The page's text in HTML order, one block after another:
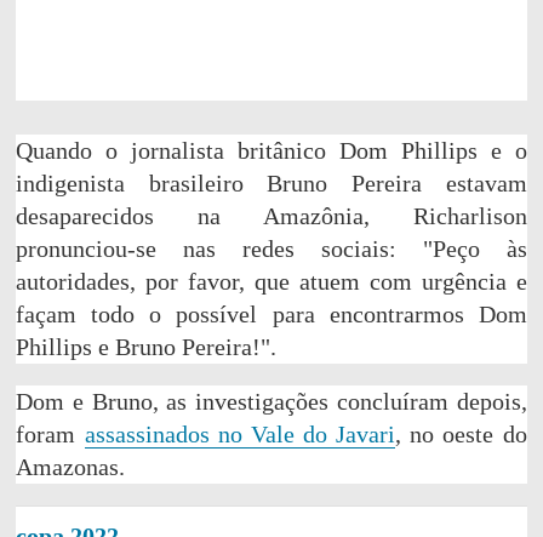
Quando o jornalista britânico Dom Phillips e o
indigenista brasileiro Bruno Pereira estavam
desaparecidos na Amazônia, Richarlison
pronunciou-se nas redes sociais: "Peço às
autoridades, por favor, que atuem com urgência e
façam todo o possível para encontrarmos Dom
Phillips e Bruno Pereira!".
Dom e Bruno, as investigações concluíram depois,
foram assassinados no Vale do Javari, no oeste do
Amazonas.